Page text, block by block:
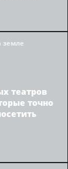
земле
театров
точно